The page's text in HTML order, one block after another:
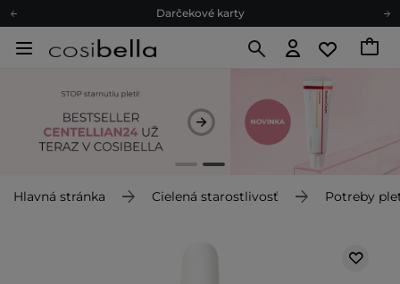
Darčekové karty
Ekologické balenie
Darčekové karty
Ekologické balenie
Hlavná stránka Cielená starostlivosť Potreby